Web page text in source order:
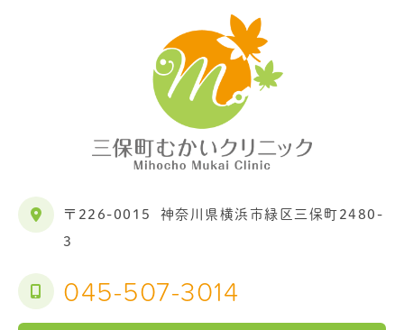
〒226-0015
神奈川県横浜市緑区三保町2480-
3
045-507-3014